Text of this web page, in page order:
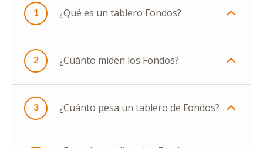
1 ¿Qué es un tablero Fondos?
2 ¿Cuánto miden los Fondos?
3 ¿Cuánto pesa un tablero de Fondos?